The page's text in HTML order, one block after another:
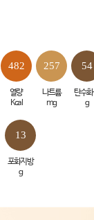
482
열량
Kcal
257
나트륨
mg
54
탄수
g
13
포화지방
g